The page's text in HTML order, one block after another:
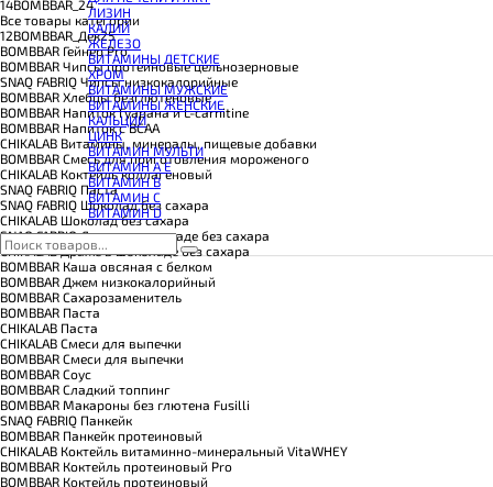
КРЕАТИН
ПОЛЕЗНЫЕ ЖИРЫ
ПРОТЕИН
ПРОТЕИНОВОЕ ПЕЧЕНЬЕ
ПРОТЕИНОВЫЕ БАТОНЧИКИ
ПРОТЕИНОВЫЕ КАШИ
ТЕСТОБУСТЕРЫ
ЦИТРУЛЛИН МАЛАТ
ПРЕДТРЕНИРОВОЧНЫЕ КОМПЛЕКСЫ
ЭНЕРГЕТИКИ И ЖИРОСЖИГАТЕЛИ#
ЛИЗИН
КАЛИЙ
ЖЕЛЕЗО
ВИТАМИНЫ ДЕТСКИЕ
ХРОМ
ВИТАМИНЫ МУЖСКИЕ
ВИТАМИНЫ ЖЕНСКИЕ
КАЛЬЦИЙ
ЦИНК
ВИТАМИН МУЛЬТИ
ВИТАМИН A E
ВИТАМИН B
ВИТАМИН C
ВИТАМИН D
14BOMBBAR_24
Все товары категории
12BOMBBAR_Дек25
BOMBBAR Гейнер Pro
BOMBBAR Чипсы протеиновые цельнозерновые
SNAQ FABRIQ Чипсы низкокалорийные
BOMBBAR Хлебцы безглютеновые
BOMBBAR Напиток Гуарана и L-carnitine
BOMBBAR Напиток с BCAA
CHIKALAB Витамины, минералы, пищевые добавки
BOMBBAR Смесь для приготовления мороженого
CHIKALAB Коктейль коллагеновый
SNAQ FABRIQ Паста
SNAQ FABRIQ Шоколад без сахара
CHIKALAB Шоколад без сахара
SNAQ FABRIQ Драже в шоколаде без сахара
CHIKALAB Драже в шоколаде без сахара
BOMBBAR Каша овсяная с белком
BOMBBAR Джем низкокалорийный
BOMBBAR Сахарозаменитель
BOMBBAR Паста
CHIKALAB Паста
CHIKALAB Смеси для выпечки
BOMBBAR Смеси для выпечки
BOMBBAR Соус
BOMBBAR Сладкий топпинг
BOMBBAR Макароны без глютена Fusilli
SNAQ FABRIQ Панкейк
BOMBBAR Панкейк протеиновый
CHIKALAB Коктейль витаминно-минеральный VitaWHEY
BOMBBAR Коктейль протеиновый Pro
BOMBBAR Коктейль протеиновый